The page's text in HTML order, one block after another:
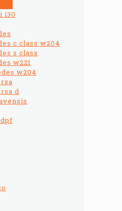
i30
c class w204
s class
w221
w204
d